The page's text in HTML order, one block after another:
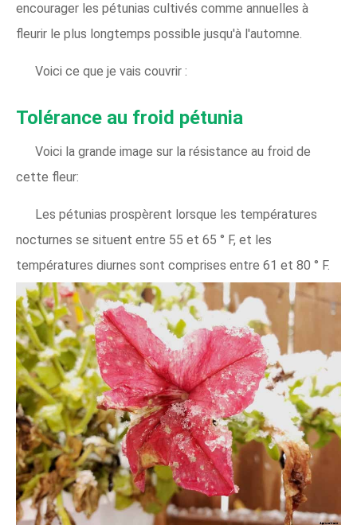
encourager les pétunias cultivés comme annuelles à
fleurir le plus longtemps possible jusqu'à l'automne.
Voici ce que je vais couvrir :
Tolérance au froid pétunia
Voici la grande image sur la résistance au froid de
cette fleur:
Les pétunias prospèrent lorsque les températures
nocturnes se situent entre 55 et 65 ° F, et les
températures diurnes sont comprises entre 61 et 80 ° F.